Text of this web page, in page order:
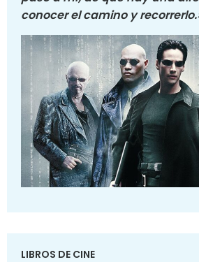
conocer el camino y
LIBROS DE CINE